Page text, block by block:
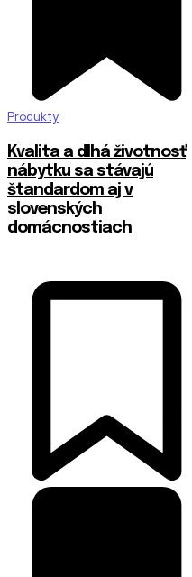
Produkty
​Kvalita a dlhá životnosť
nábytku sa stávajú
štandardom aj v
slovenských
domácnostiach